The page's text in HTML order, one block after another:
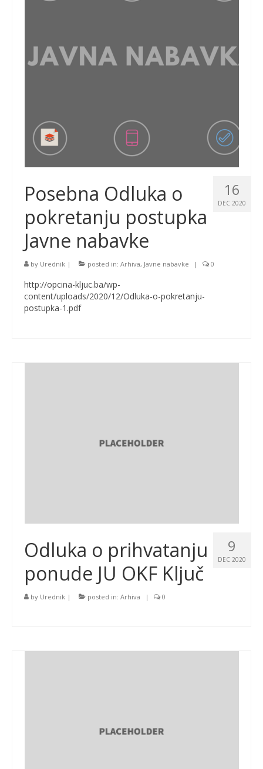
16
DEC 2020
Posebna Odluka o
pokretanju postupka
Javne nabavke
by Urednik | posted in: Arhiva, Javne nabavke | 0
http://opcina-kljuc.ba/wp-
content/uploads/2020/12/Odluka-o-pokretanju-
postupka-1.pdf
9
DEC 2020
Odluka o prihvatanju
ponude JU OKF Ključ
by Urednik | posted in: Arhiva | 0